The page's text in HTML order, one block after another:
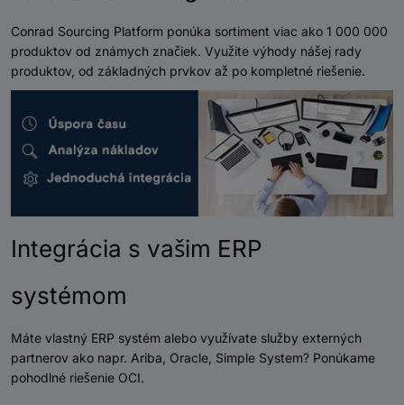
Conrad Sourcing Platform ponúka sortiment viac ako 1 000 000
produktov od známych značiek. Využite výhody nášej rady
produktov, od základných prvkov až po kompletné riešenie.
Integrácia s vašim ERP
systémom
Máte vlastný ERP systém alebo využívate služby externých
partnerov ako napr. Ariba, Oracle, Simple System? Ponúkame
pohodlné riešenie OCI.